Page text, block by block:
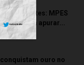
de pacientes: MPES
para apurar...
2026
ouro no